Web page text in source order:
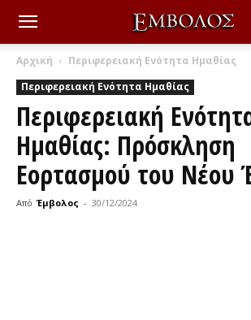
Αρχική
Περιφερειακή Ενότητα Ημαθίας
Περιφερειακή Ενότητα Ημαθίας
Περιφερειακή
Ημαθίας: Πρόσκληση
Εορτασμού του Νέου
Από Έμβολος - 30/12/2024